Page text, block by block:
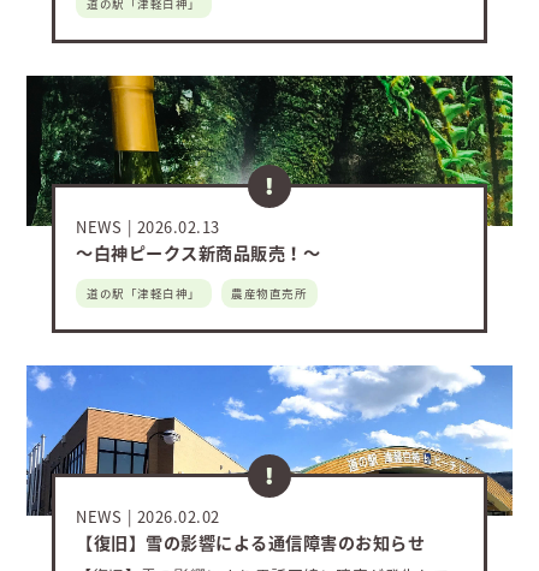
道の駅「津軽白神」
NEWS 2026.02.13
～白神ピークス新商品販売！～
道の駅「津軽白神」 農産物直売所
NEWS 2026.02.02
【復旧】雪の影響による通信障害のお知らせ